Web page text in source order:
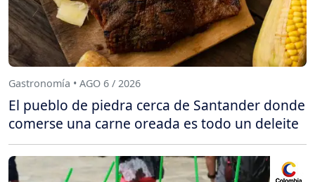
Gastronomía • AGO 6 / 2026
El pueblo de piedra cerca de Santander donde
comerse una carne oreada es todo un deleite